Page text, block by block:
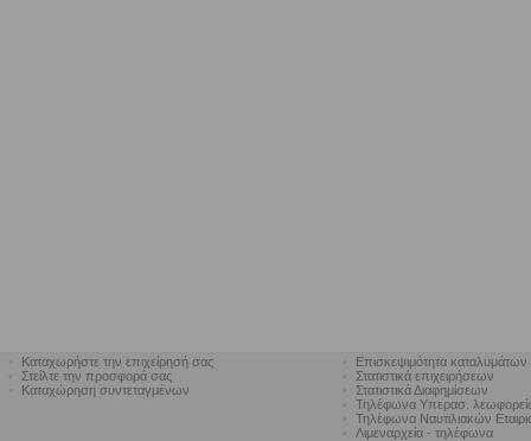
Καταχωρήστε την επιχείρησή σας
Στείλτε την προσφορά σας
Καταχώρηση συντεταγμένων
Επισκεψιμότητα καταλυμάτων
Στατιστικά επιχειρήσεων
Στατιστικά Διαφημίσεων
Τηλέφωνα Υπερασ.
Τηλέφωνα Ναυτιλιακών
Λιμεναρχεία - τηλέφωνα